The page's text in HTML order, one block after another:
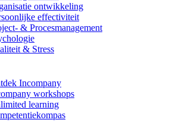
ontwikkeling
effectiviteit
& Procesmanagement
& Stress
Incompany
workshops
learning